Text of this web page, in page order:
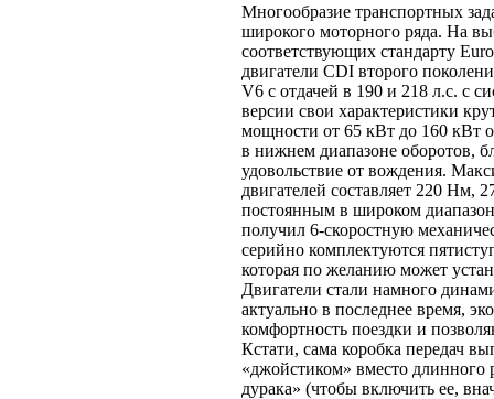
Многообразие транспортных
широкого моторного ряда. На
соответствующих стандарту
двигатели CDI второго
V6 с отдачей в 190 и 218 л.с. с
версии свои характеристики
мощности от 65 кВт до 160 кВт
в нижнем диапазоне оборотов,
удовольствие от вождения.
двигателей составляет 220 Нм,
постоянным в широком
получил 6-скоростную
серийно комплектуются
которая по желанию может
Двигатели стали намного
актуально в последнее время,
комфортность поездки и
Кстати, сама коробка передач
«джойстиком» вместо длинного
дурака» (чтобы включить ее,